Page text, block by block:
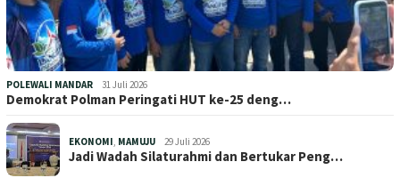
POLEWALI MANDAR 31 Juli 2026
Demokrat Polman Peringati HUT ke-25 deng…
EKONOMI, MAMUJU 29 Juli 2026
Jadi Wadah Silaturahmi dan Bertukar Peng…